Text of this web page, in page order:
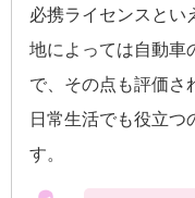
必携ライセンスとい
地によっては自動車
で、その点も評価さ
日常生活でも役立つ
す。